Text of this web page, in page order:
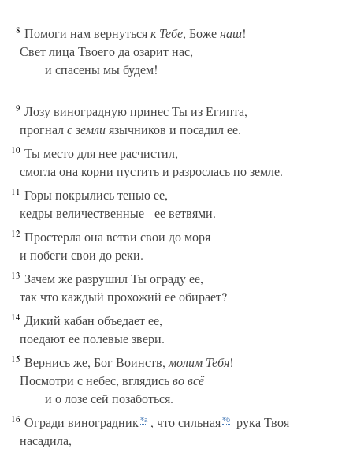
8 Помоги нам вернутьсяк Тебе, Боженаш!
Свет лица Твоего да озарит нас,
и спасены мы будем!
9 Лозу виноградную принес Ты из Египта,
прогналс землиязычников и посадил ее.
10 Ты место для нее расчистил,
смогла она корни пустить и разрослась по земле.
11 Горы покрылись тенью ее,
кедры величественные - ее ветвями.
12 Простерла она ветви свои до моря
и побеги свои до реки.
13 Зачем же разрушил Ты ограду ее,
так что каждый прохожий ее обирает?
14 Дикий кабан объедает ее,
поедают ее полевые звери.
15 Вернись же, Бог Воинств, молим Тебя!
Посмотри с небес, вглядисьвовсё
и о лозе сей позаботься.
16 Огради виноградник*а , что сильная*б
рука Твоя
насадила,